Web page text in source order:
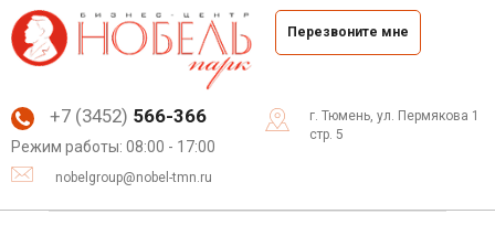
г. Тюмень, ул. Пермякова 1
стр. 5
+7 (3452) 566-366
Режим работы: 08:00 - 17:00
nobelgroup@nobel-tmn.ru
Перезвоните мне